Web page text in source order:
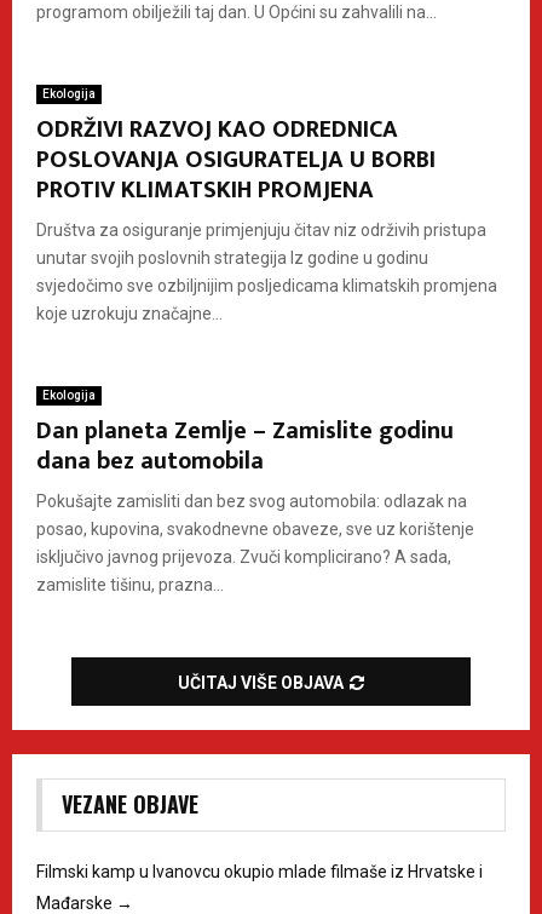
programom obilježili taj dan. U Općini su zahvalili na...
Ekologija
ODRŽIVI RAZVOJ KAO ODREDNICA
POSLOVANJA OSIGURATELJA U BORBI
PROTIV KLIMATSKIH PROMJENA
Društva za osiguranje primjenjuju čitav niz održivih pristupa
unutar svojih poslovnih strategija Iz godine u godinu
svjedočimo sve ozbiljnijim posljedicama klimatskih promjena
koje uzrokuju značajne...
Ekologija
Dan planeta Zemlje – Zamislite godinu
dana bez automobila
Pokušajte zamisliti dan bez svog automobila: odlazak na
posao, kupovina, svakodnevne obaveze, sve uz korištenje
isključivo javnog prijevoza. Zvuči komplicirano? A sada,
zamislite tišinu, prazna...
UČITAJ VIŠE OBJAVA
VEZANE OBJAVE
Filmski kamp u Ivanovcu okupio mlade filmaše iz Hrvatske i
Mađarske →